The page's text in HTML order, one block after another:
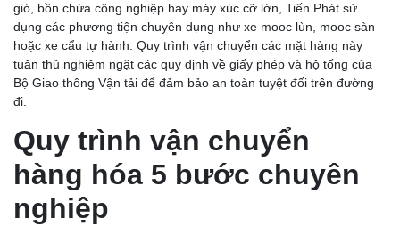
gió, bồn chứa công nghiệp hay máy xúc cỡ lớn, Tiến Phát sử
dụng các phương tiện chuyên dụng như xe mooc lùn, mooc sàn
hoặc xe cẩu tự hành. Quy trình vận chuyển các mặt hàng này
tuân thủ nghiêm ngặt các quy định về giấy phép và hộ tống của
Bộ Giao thông Vận tải để đảm bảo an toàn tuyệt đối trên đường
đi.
Quy trình vận chuyển
hàng hóa 5 bước chuyên
nghiệp